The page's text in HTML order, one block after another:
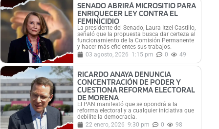
SENADO ABRIRÁ MICROSITIO PARA
ENRIQUECER LEY CONTRA EL
FEMINICIDIO
La presidente del Senado, Laura Itzel Castillo,
señaló que la propuesta busca dar certeza al
funcionamiento de la Comisión Permanente
y hacer más eficientes sus trabajos.
03 agosto, 2026 1:15 pm 0 49
RICARDO ANAYA DENUNCIA
CONCENTRACIÓN DE PODER Y
CUESTIONA REFORMA ELECTORAL
DE MORENA
El PAN manifestó que se opondrá a la
reforma electoral y a cualquier iniciativa que
debilite la democracia.
22 enero, 2026 9:30 pm 0 98